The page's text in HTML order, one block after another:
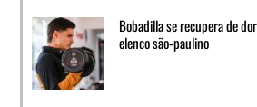
Bobadilla se recupera de
elenco são-paulino